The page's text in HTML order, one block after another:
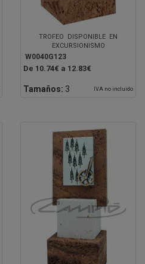
TROFEO DISPONIBLE EN
EXCURSIONISMO
W0040G123
De 10.74€ a 12.83€
Tamaños: 3 IVA no incluido